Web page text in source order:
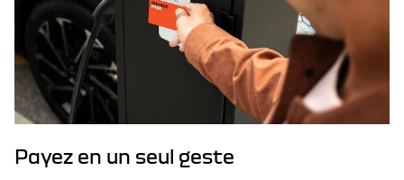
Payez en un seul geste